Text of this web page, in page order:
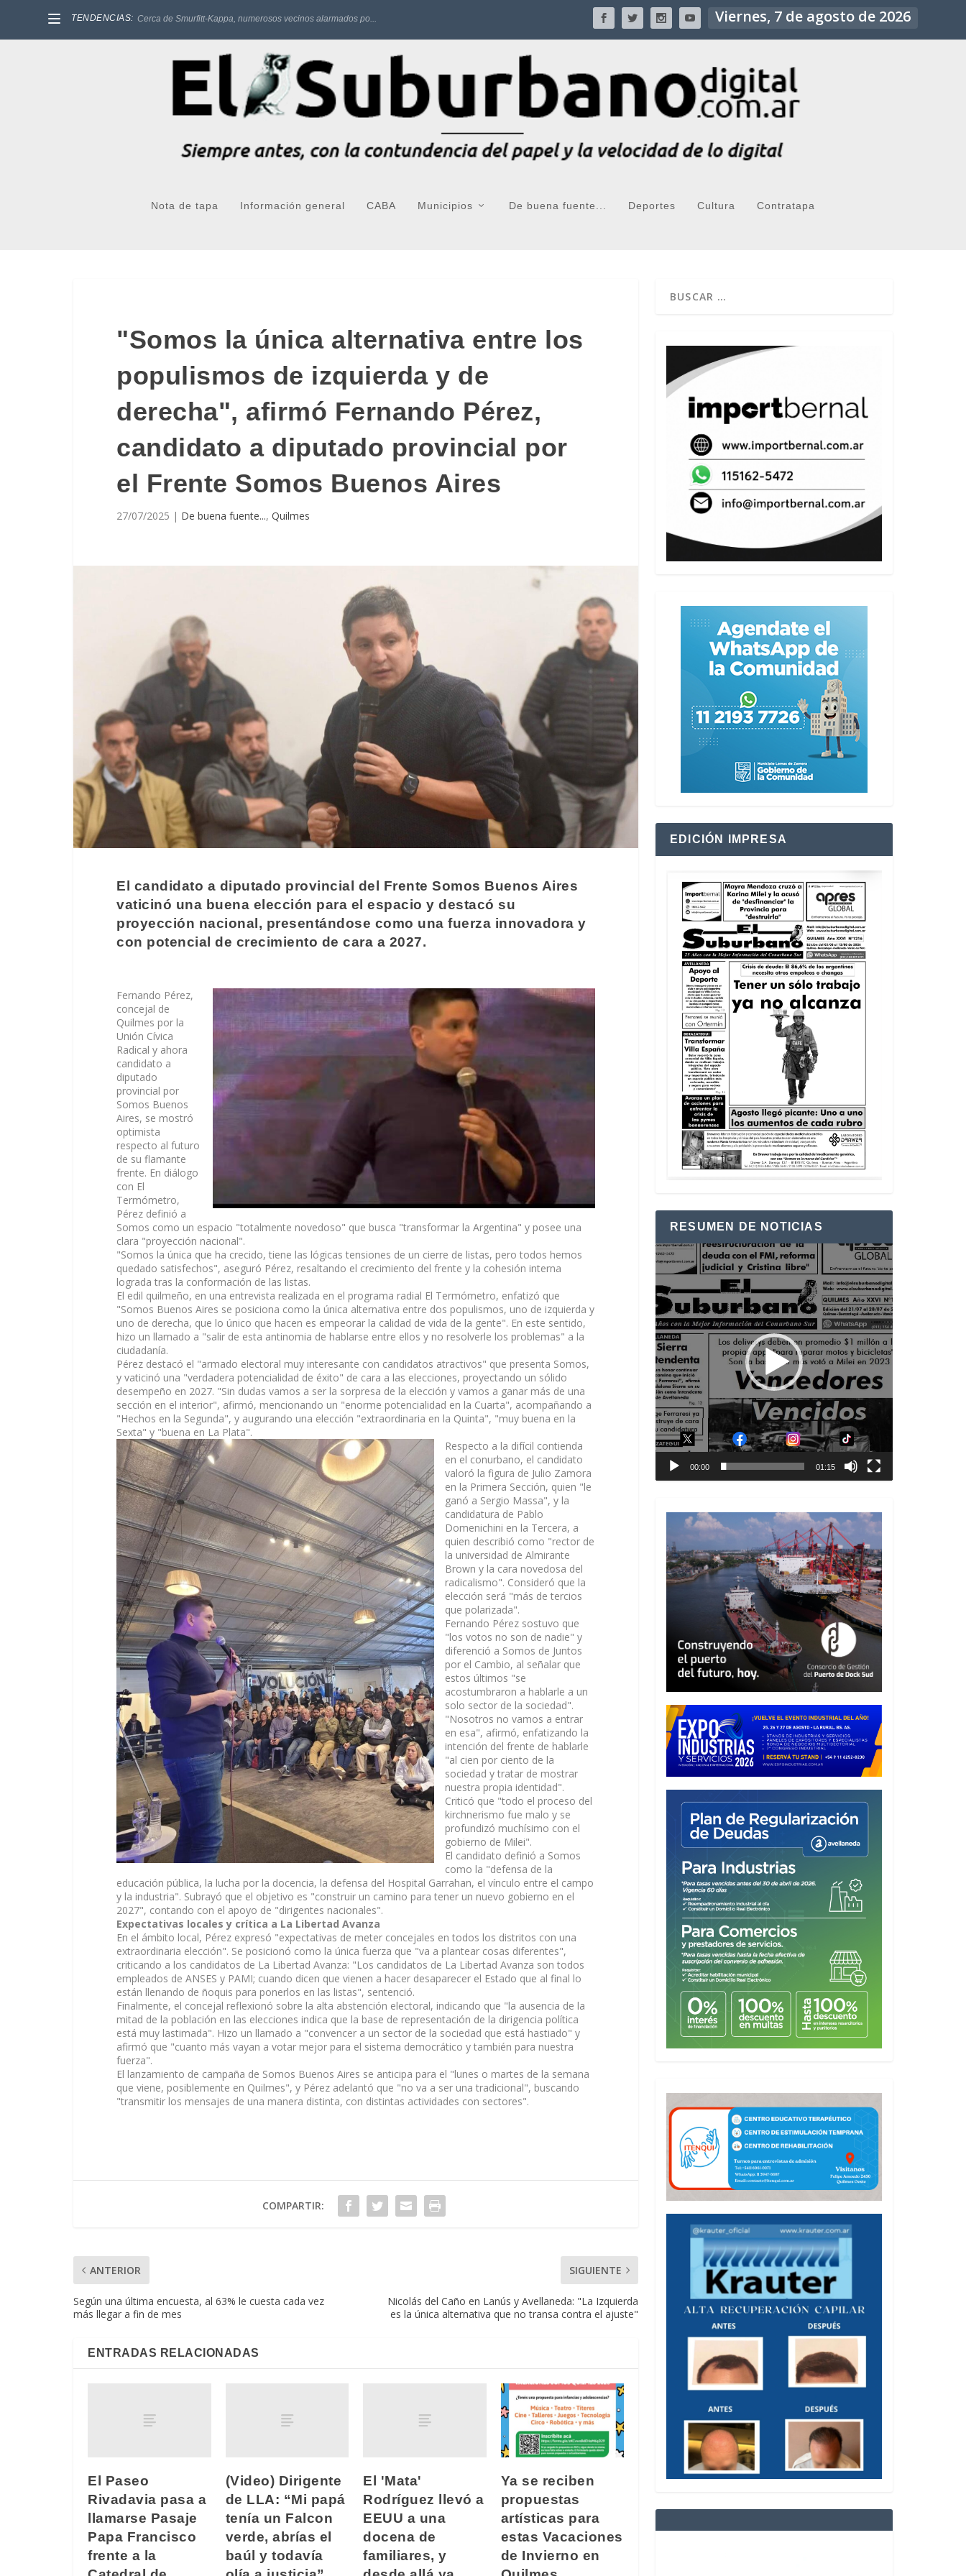
TENDENCIAS: Cerca de Smurfitt-Kappa, numerosos vecinos alarmados po... Viernes, 7 de agosto de 2026
Nota de tapa Información general CABA Municipios De buena fuente... Deportes Cultura Contratapa
"Somos la única alternativa entre los
populismos de izquierda y de
derecha", afirmó Fernando Pérez,
candidato a diputado provincial por
el Frente Somos Buenos Aires
27/07/2025 | De buena fuente..., Quilmes
El candidato a diputado provincial del Frente Somos Buenos Aires
vaticinó una buena elección para el espacio y destacó su
proyección nacional, presentándose como una fuerza innovadora y
con potencial de crecimiento de cara a 2027.
Fernando Pérez,
concejal de
Quilmes por la
Unión Cívica
Radical y ahora
candidato a
diputado
provincial por
Somos Buenos
Aires, se mostró
optimista
respecto al futuro
de su flamante
frente. En diálogo
con El
Termómetro,
Pérez definió a
Somos como un espacio "totalmente novedoso" que busca "transformar la Argentina" y posee una
clara "proyección nacional".
"Somos la única que ha crecido, tiene las lógicas tensiones de un cierre de listas, pero todos hemos
quedado satisfechos", aseguró Pérez, resaltando el crecimiento del frente y la cohesión interna
lograda tras la conformación de las listas.
El edil quilmeño, en una entrevista realizada en el programa radial El Termómetro, enfatizó que
"Somos Buenos Aires se posiciona como la única alternativa entre dos populismos, uno de izquierda y
uno de derecha, que lo único que hacen es empeorar la calidad de vida de la gente". En este sentido,
hizo un llamado a "salir de esta antinomia de hablarse entre ellos y no resolverle los problemas" a la
ciudadanía.
Pérez destacó el "armado electoral muy interesante con candidatos atractivos" que presenta Somos,
y vaticinó una "verdadera potencialidad de éxito" de cara a las elecciones, proyectando un sólido
desempeño en 2027. "Sin dudas vamos a ser la sorpresa de la elección y vamos a ganar más de una
sección en el interior", afirmó, mencionando un "enorme potencialidad en la Cuarta", acompañando a
"Hechos en la Segunda", y augurando una elección "extraordinaria en la Quinta", "muy buena en la
Sexta" y "buena en La Plata".
Respecto a la difícil contienda
en el conurbano, el candidato
valoró la figura de Julio Zamora
en la Primera Sección, quien "le
ganó a Sergio Massa", y la
candidatura de Pablo
Domenichini en la Tercera, a
quien describió como "rector de
la universidad de Almirante
Brown y la cara novedosa del
radicalismo". Consideró que la
elección será "más de tercios
que polarizada".
Fernando Pérez sostuvo que
"los votos no son de nadie" y
diferenció a Somos de Juntos
por el Cambio, al señalar que
estos últimos "se
acostumbraron a hablarle a un
solo sector de la sociedad".
"Nosotros no vamos a entrar
en esa", afirmó, enfatizando la
intención del frente de hablarle
"al cien por ciento de la
sociedad y tratar de mostrar
nuestra propia identidad".
Criticó que "todo el proceso del
kirchnerismo fue malo y se
profundizó muchísimo con el
gobierno de Milei".
El candidato definió a Somos
como la "defensa de la
educación pública, la lucha por la docencia, la defensa del Hospital Garrahan, el vínculo entre el campo
y la industria". Subrayó que el objetivo es "construir un camino para tener un nuevo gobierno en el
2027", contando con el apoyo de "dirigentes nacionales".
Expectativas locales y crítica a La Libertad Avanza
En el ámbito local, Pérez expresó "expectativas de meter concejales en todos los distritos con una
extraordinaria elección". Se posicionó como la única fuerza que "va a plantear cosas diferentes",
criticando a los candidatos de La Libertad Avanza: "Los candidatos de La Libertad Avanza son todos
empleados de ANSES y PAMI; cuando dicen que vienen a hacer desaparecer el Estado que al final lo
están llenando de ñoquis para ponerlos en las listas", sentenció.
Finalmente, el concejal reflexionó sobre la alta abstención electoral, indicando que "la ausencia de la
mitad de la población en las elecciones indica que la base de representación de la dirigencia política
está muy lastimada". Hizo un llamado a "convencer a un sector de la sociedad que está hastiado" y
afirmó que "cuanto más vayan a votar mejor para el sistema democrático y también para nuestra
fuerza".
El lanzamiento de campaña de Somos Buenos Aires se anticipa para el "lunes o martes de la semana
que viene, posiblemente en Quilmes", y Pérez adelantó que "no va a ser una tradicional", buscando
"transmitir los mensajes de una manera distinta, con distintas actividades con sectores".
COMPARTIR:
ANTERIOR
Según una última encuesta, al 63% le cuesta cada vez
más llegar a fin de mes
SIGUIENTE
Nicolás del Caño en Lanús y Avellaneda: "La Izquierda
es la única alternativa que no transa contra el ajuste"
ENTRADAS RELACIONADAS
El Paseo
Rivadavia pasa a
llamarse Pasaje
Papa Francisco
frente a la
(Video) Dirigente
de LLA: “Mi papá
tenía un Falcon
verde, abrías el
baúl y todavía
El 'Mata'
Rodríguez llevó a
EEUU a una
docena de
familiares, y
Ya se reciben
propuestas
artísticas para
estas Vacaciones
de Invierno en
EDICIÓN IMPRESA
RESUMEN DE NOTICIAS
Reproductor
de
vídeo
00:00 01:15